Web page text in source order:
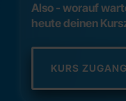
Also - worauf
heute deinen
KURS